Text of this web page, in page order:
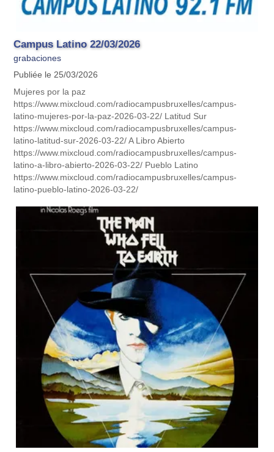
Campus Latino 22/03/2026
grabaciones
Publiée le 25/03/2026
Mujeres por la paz
https://www.mixcloud.com/radiocampusbruxelles/campus-
latino-mujeres-por-la-paz-2026-03-22/ Latitud Sur
https://www.mixcloud.com/radiocampusbruxelles/campus-
latino-latitud-sur-2026-03-22/ A Libro Abierto
https://www.mixcloud.com/radiocampusbruxelles/campus-
latino-a-libro-abierto-2026-03-22/ Pueblo Latino
https://www.mixcloud.com/radiocampusbruxelles/campus-
latino-pueblo-latino-2026-03-22/